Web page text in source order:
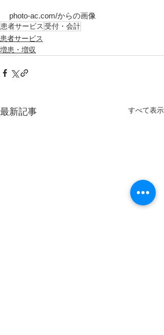
photo-ac.com/からの画像
患者サービス 受付・会計
患者サービス
増患・増収
最新記事 すべて表示